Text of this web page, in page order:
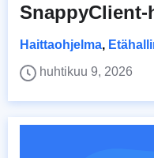
Haittaohjelma,
huhtikuu 9, 2026